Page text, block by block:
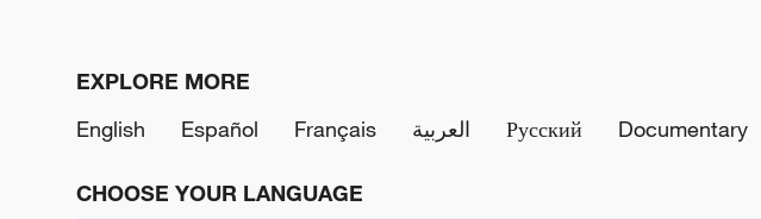
EXPLORE MORE
English
Español Français العربية Русский Documentary
CHOOSE YOUR LANGUAGE